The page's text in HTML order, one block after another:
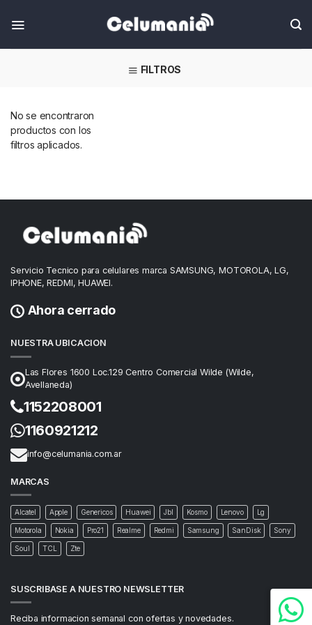
FILTROS
No se encontraron
productos con los
filtros aplicados.
Servicio Tecnico para celulares marca SAMSUNG, MOTOROLA, LG,
IPHONE, REDMI, HUAWEI.
Ahora cerrado
NUESTRA UBICACION
Las Flores 1600 Loc.129 Centro Comercial Wilde (Wilde,
Avellaneda)
1152208001
1160921212
info@celumania.com.ar
MARCAS
Alcatel Apple Genericos Huawei Jbl Kosmo Lenovo Lg
Motorola Nokia Pro21 Realme Redmi Samsung SanDisk Sony
Soul TCL Zte
SUSCRIBASE A NUESTRO NEWSLETTER
Reciba informacion semanal con ofertas y novedades.